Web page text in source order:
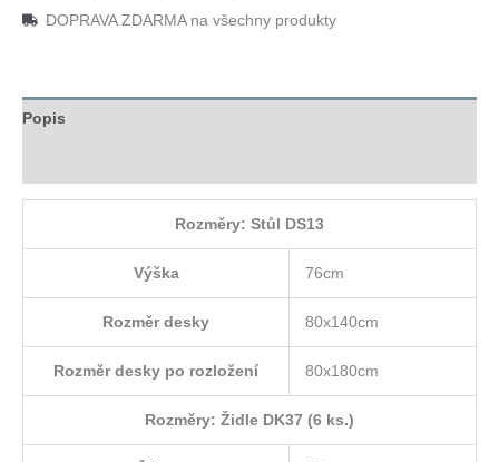
35A
DOPRAVA ZDARMA na všechny produkty
Popis
Rozměry: Stůl DS13
Výška 76cm
Rozměr desky 80x140cm
Rozměr desky po rozložení 80x180cm
Rozměry: Židle DK37 (6 ks.)